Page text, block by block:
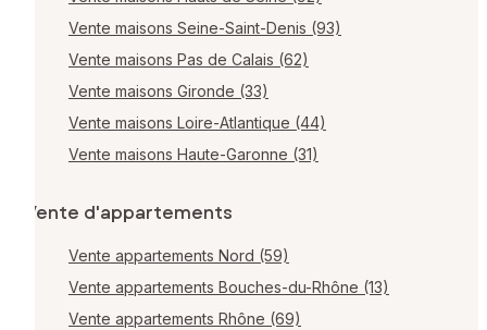
Vente maisons Seine-Saint-Denis (93)
Vente maisons Pas de Calais (62)
Vente maisons Gironde (33)
Vente maisons Loire-Atlantique (44)
Vente maisons Haute-Garonne (31)
Vente d'appartements
Vente appartements Nord (59)
Vente appartements Bouches-du-Rhône (13)
Vente appartements Rhône (69)